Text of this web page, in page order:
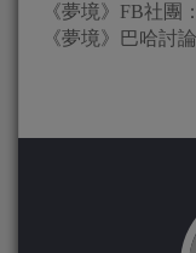
《夢境》FB社團：
《夢境》巴哈討